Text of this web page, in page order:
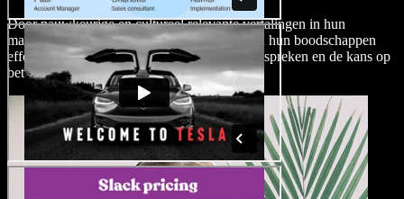
Door nauwkeurige en cultureel relevante vertalingen in hun
marketingvideo's te bieden, kunnen bedrijven hun boodschappen
effectief overbrengen, een breder publiek aanspreken en de kans op
betrokkenheid en conversie vergroten.